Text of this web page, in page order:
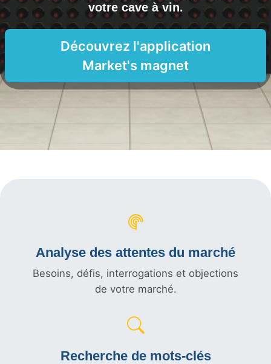
votre cave à vin.
Découvrez l'application
Market's magnet
Analyse des attentes du marché
Besoins, défis, interrogations et objections
de votre marché.
Recherche de mots-clés